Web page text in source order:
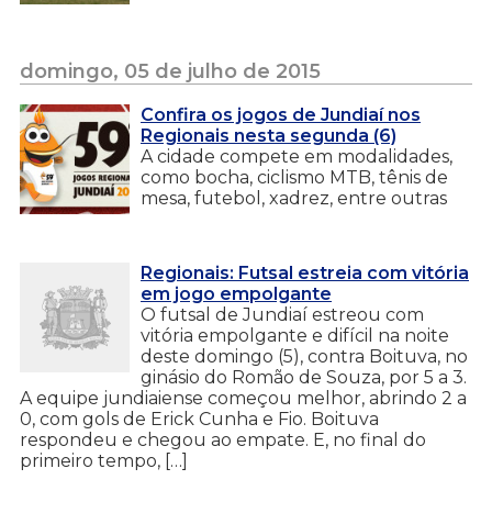
domingo, 05 de julho de 2015
Confira os jogos de Jundiaí nos
Regionais nesta segunda (6)
A cidade compete em modalidades,
como bocha, ciclismo MTB, tênis de
mesa, futebol, xadrez, entre outras
Regionais: Futsal estreia com vitória
em jogo empolgante
O futsal de Jundiaí estreou com
vitória empolgante e difícil na noite
deste domingo (5), contra Boituva, no
ginásio do Romão de Souza, por 5 a 3.
A equipe jundiaiense começou melhor, abrindo 2 a
0, com gols de Erick Cunha e Fio. Boituva
respondeu e chegou ao empate. E, no final do
primeiro tempo, […]